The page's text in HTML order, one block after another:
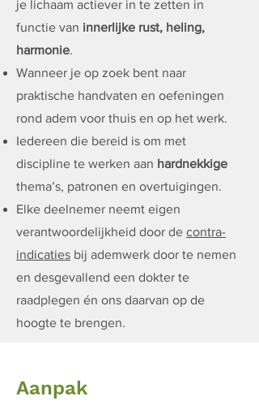
je lichaam actiever in te zetten in
functie van innerlijke rust, heling,
harmonie.
Wanneer je op zoek bent naar
praktische handvaten en oefeningen
rond adem voor thuis en op het werk.
Iedereen die bereid is om met
discipline te werken aan hardnekkige
thema’s, patronen en overtuigingen.
Elke deelnemer neemt eigen
verantwoordelijkheid door de contra-
indicaties bij ademwerk door te nemen
en desgevallend een dokter te
raadplegen én ons daarvan op de
hoogte te brengen.
Aanpak